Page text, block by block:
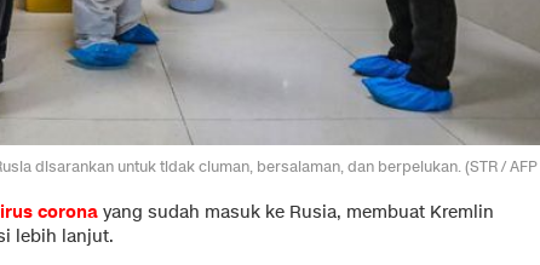
disarankan untuk tidak ciuman, bersalaman, dan berpelukan. (STR / AFP
corona yang sudah masuk ke Rusia, membuat Kremlin
lebih lanjut.